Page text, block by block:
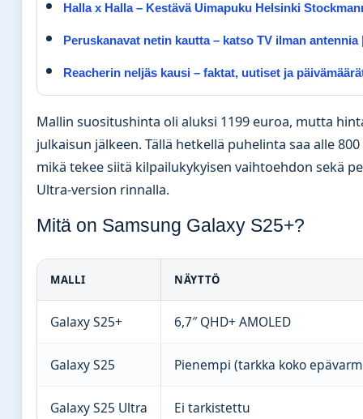
Halla x Halla – Kestävä Uimapuku Helsinki
Peruskanavat netin kautta – katso TV ilman antennia
Reacherin neljäs kausi – faktat, uutiset ja
Mallin suositushinta oli aluksi 1199 euroa, mutta
julkaisun jälkeen. Tällä hetkellä puhelinta saa alle
mikä tekee siitä kilpailukykyisen vaihtoehdon sekä
Ultra-version rinnalla.
Mitä on Samsung Galaxy S25+?
MALLI NÄYTTÖ
Galaxy S25+ 6,7″ QHD+ AMOLED
Galaxy S25 Pienempi (tarkka koko
Galaxy S25 Ultra Ei tarkistettu